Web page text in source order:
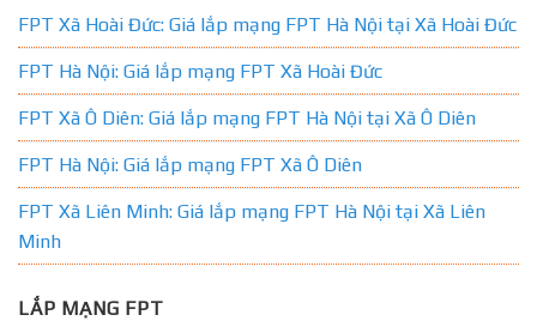
FPT Xã Hoài Đức: Giá lắp mạng FPT Hà Nội tại Xã Hoài Đức
FPT Hà Nội: Giá lắp mạng FPT Xã Hoài Đức
FPT Xã Ô Diên: Giá lắp mạng FPT Hà Nội tại Xã Ô Diên
FPT Hà Nội: Giá lắp mạng FPT Xã Ô Diên
FPT Xã Liên Minh: Giá lắp mạng FPT Hà Nội tại Xã Liên
Minh
LẮP MẠNG FPT